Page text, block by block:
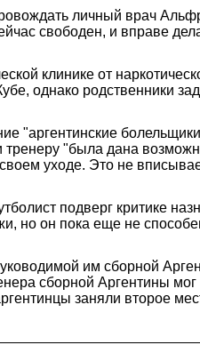
личный врач
свободен, и вправе
клинике от
однако родственники
"аргентинские
"была дана
уходе. Это не
подверг критике
но он пока еще не
им сборной
сборной Аргентины
заняли второе